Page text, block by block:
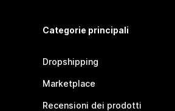
Categorie principali
Dropshipping
Marketplace
Recensioni dei prodotti